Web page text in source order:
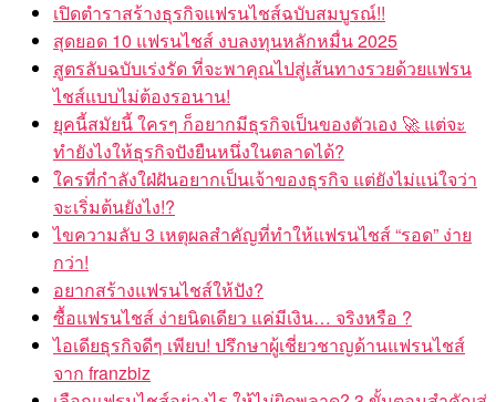
เปิดตำราสร้างธุรกิจแฟรนไชส์ฉบับสมบูรณ์!!
สุดยอด 10 แฟรนไชส์ งบลงทุนหลักหมื่น 2025
สูตรลับฉบับเร่งรัด ที่จะพาคุณไปสู่เส้นทางรวยด้วยแฟรน
ไชส์แบบไม่ต้องรอนาน!
ยุคนี้สมัยนี้ ใครๆ ก็อยากมีธุรกิจเป็นของตัวเอง 🚀 แต่จะ
ทำยังไงให้ธุรกิจปังยืนหนึ่งในตลาดได้?
ใครที่กำลังใฝ่ฝันอยากเป็นเจ้าของธุรกิจ แต่ยังไม่แน่ใจว่า
จะเริ่มต้นยังไง!?
ไขความลับ 3 เหตุผลสำคัญที่ทำให้แฟรนไชส์ “รอด” ง่าย
กว่า!
อยากสร้างแฟรนไชส์ให้ปัง?
ซื้อแฟรนไชส์ ง่ายนิดเดียว แค่มีเงิน… จริงหรือ ?
ไอเดียธุรกิจดีๆ เพียบ! ปรึกษาผู้เชี่ยวชาญด้านแฟรนไชส์
จาก franzbiz